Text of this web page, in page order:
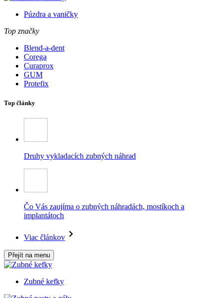
Púzdra a vaničky
Top značky
Blend-a-dent
Corega
Curaprox
GUM
Protefix
Top články
Druhy vykladacích zubných náhrad
Čo Vás zaujíma o zubných náhradách, mostíkoch a
implantátoch
Viac článkov
Přejít na menu
Zubné kefky